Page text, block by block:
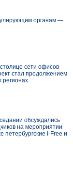
органам —
сети офисов
стал продолжением
регионах.
обсуждались
на мероприятии
петербургские I-Free и